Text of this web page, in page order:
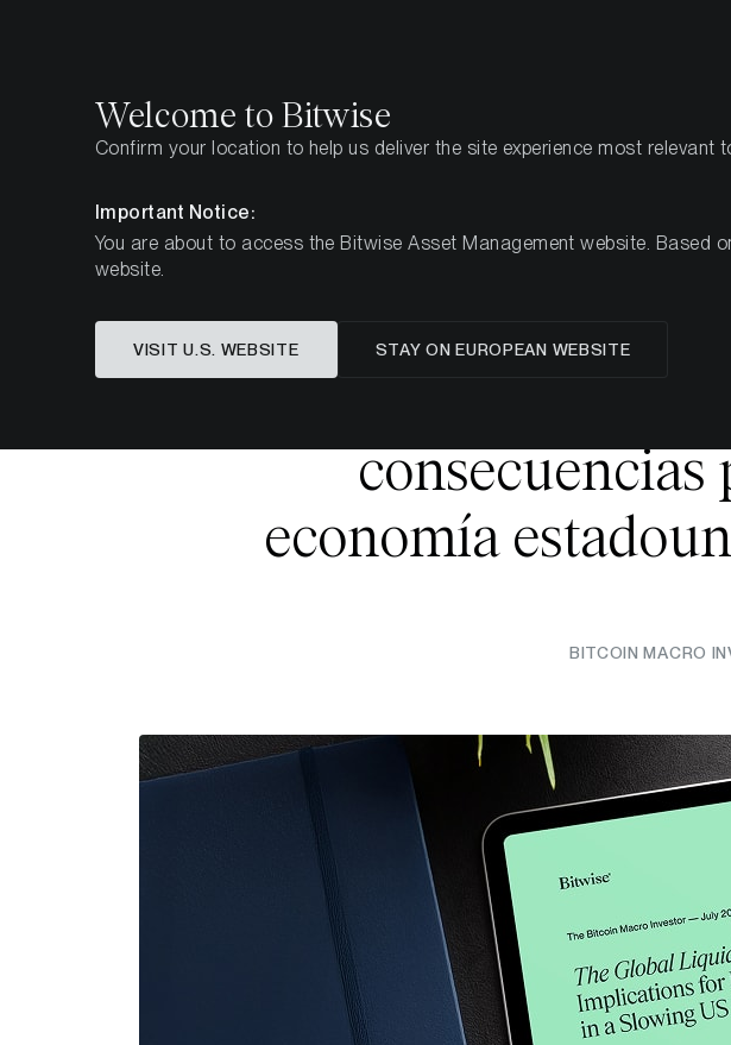
Questo articolo è disponibile solo in lingua inglese
economía
BITCOIN MACRO
Welcome to Bitwise
Confirm your location to help us deliver the site experience most relevant
Important Notice:
You are about to access the Bitwise Asset Management website. Based
website.
VISIT U.S. WEBSITE STAY ON EUROPEAN WEBSITE